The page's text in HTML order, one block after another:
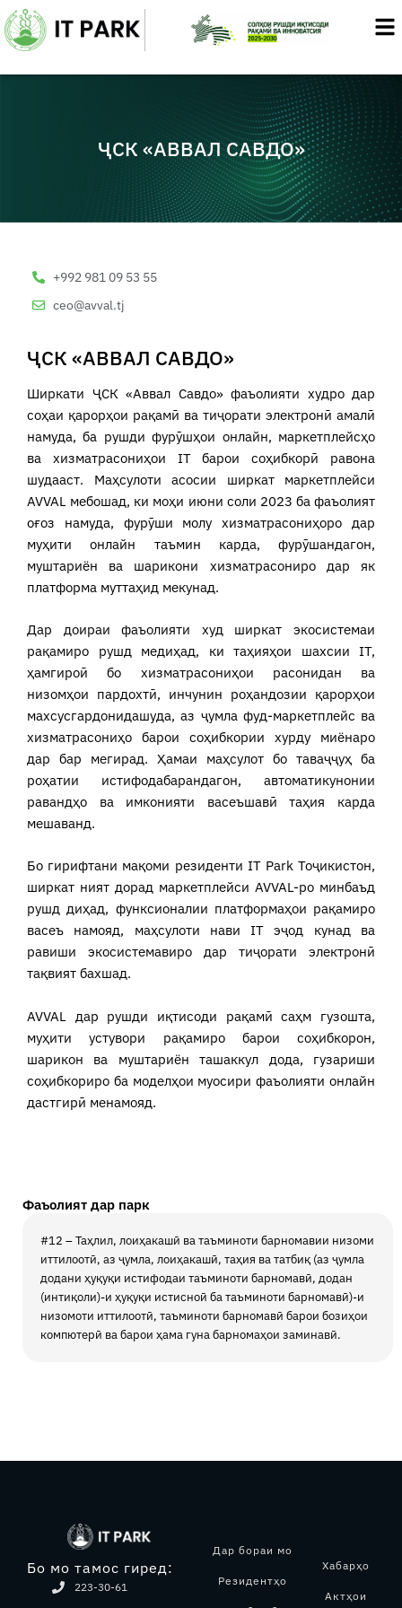
Skip
to
content
ҶСК «АВВАЛ САВДО»
+992 981 09 53 55
ceo@avval.tj
ҶСК «АВВАЛ САВДО»
Ширкати ҶСК «Аввал Савдо» фаъолияти худро дар
соҳаи қарорҳои рақамӣ ва тиҷорати электронӣ амалӣ
намуда, ба рушди фурӯшҳои онлайн, маркетплейсҳо
ва хизматрасониҳои IT барои соҳибкорӣ равона
шудааст. Маҳсулоти асосии ширкат маркетплейси
AVVAL мебошад, ки моҳи июни соли 2023 ба фаъолият
оғоз намуда, фурӯши молу хизматрасониҳоро дар
муҳити онлайн таъмин карда, фурӯшандагон,
муштариён ва шарикони хизматрасониро дар як
платформа муттаҳид мекунад.
Дар доираи фаъолияти худ ширкат экосистемаи
рақамиро рушд медиҳад, ки таҳияҳои шахсии IT,
ҳамгироӣ бо хизматрасониҳои расонидан ва
низомҳои пардохтӣ, инчунин роҳандозии қарорҳои
махсусгардонидашуда, аз ҷумла фуд-маркетплейс ва
хизматрасониҳо барои соҳибкории хурду миёнаро
дар бар мегирад. Ҳамаи маҳсулот бо таваҷҷуҳ ба
роҳатии истифодабарандагон, автоматикунонии
равандҳо ва имконияти васеъшавӣ таҳия карда
мешаванд.
Бо гирифтани мақоми резиденти IT Park Тоҷикистон,
ширкат ният дорад маркетплейси AVVAL-ро минбаъд
рушд диҳад, функсионалии платформаҳои рақамиро
васеъ намояд, маҳсулоти нави IT эҷод кунад ва
равиши экосистемавиро дар тиҷорати электронӣ
тақвият бахшад.
AVVAL дар рушди иқтисоди рақамӣ саҳм гузошта,
муҳити устувори рақамиро барои соҳибкорон,
шарикон ва муштариён ташаккул дода, гузариши
соҳибкориро ба моделҳои муосири фаъолияти онлайн
дастгирӣ менамояд.
Фаъолият дар парк
#12 – Таҳлил, лоиҳакашӣ ва таъминоти барномавии низоми
иттилоотӣ, аз ҷумла, лоиҳакашӣ, таҳия ва татбиқ (аз ҷумла
додани ҳуқуқи истифодаи таъминоти барномавӣ, додан
(интиқоли)-и ҳуқуқи истисноӣ ба таъминоти барномавӣ)-и
низомоти иттилоотӣ, таъминоти барномавӣ барои бозиҳои
компютерӣ ва барои ҳама гуна барномаҳои заминавӣ.
Бо мо тамос гиред:
223-30-61
Дар бораи мо
Резидентҳо
Хабарҳо
Актҳои